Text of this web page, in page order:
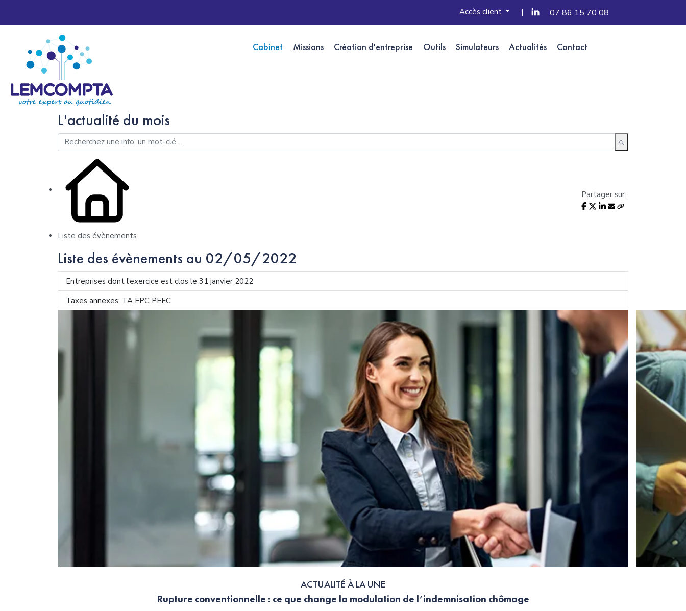
Accès client 07 86 15 70 08
Cabinet Missions Création d'entreprise Outils Simulateurs Actualités Contact
L'actualité du mois
Liste des évènements
Partager sur :
Liste des évènements au 02/05/2022
Entreprises dont l'exercice est clos le 31 janvier 2022
Taxes annexes: TA FPC PEEC
ACTUALITÉ À LA UNE
Rupture conventionnelle : ce que change la modulation de l’indemnisation chômage